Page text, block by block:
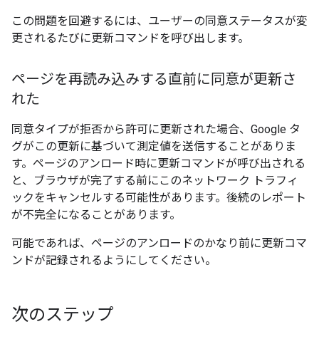
この問題を回避するには、ユーザーの同意ステータスが変
更されるたびに更新コマンドを呼び出します。
ページを再読み込みする直前に同意が更新さ
れた
同意タイプが拒否から許可に更新された場合、Google タ
グがこの更新に基づいて測定値を送信することがありま
す。ページのアンロード時に更新コマンドが呼び出される
と、ブラウザが完了する前にこのネットワーク トラフィ
ックをキャンセルする可能性があります。後続のレポート
が不完全になることがあります。
可能であれば、ページのアンロードのかなり前に更新コマ
ンドが記録されるようにしてください。
次のステップ